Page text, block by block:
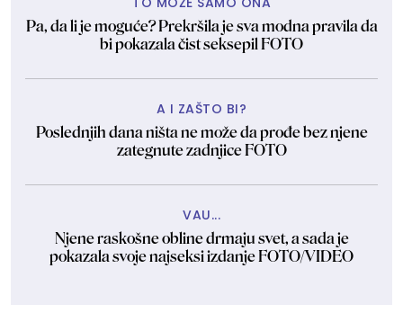
Pa, da li je moguće? Prekršila je sva modna pravila da
bi pokazala čist seksepil FOTO
A I ZAŠTO BI?
Poslednjih dana ništa ne može da prođe bez njene
zategnute zadnjice FOTO
VAU...
Njene raskošne obline drmaju svet, a sada je
pokazala svoje najseksi izdanje FOTO/VIDEO